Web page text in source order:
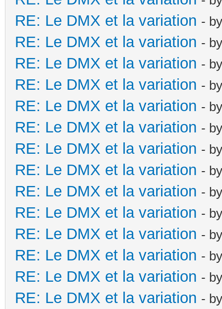
RE: Le DMX et la variation -
RE: Le DMX et la variation -
RE: Le DMX et la variation -
RE: Le DMX et la variation -
RE: Le DMX et la variation -
RE: Le DMX et la variation -
RE: Le DMX et la variation -
RE: Le DMX et la variation -
RE: Le DMX et la variation -
RE: Le DMX et la variation -
RE: Le DMX et la variation -
RE: Le DMX et la variation -
RE: Le DMX et la variation -
RE: Le DMX et la variation -